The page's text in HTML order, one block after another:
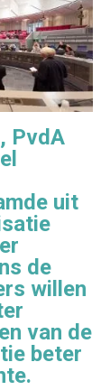
PvdA
uit
de
willen
van de
beter